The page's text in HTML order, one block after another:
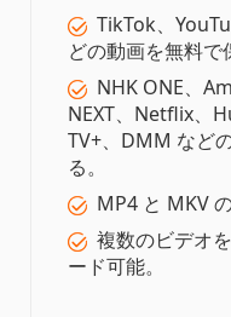
TikTok、
どの動画を無料で
NHK ONE、
NEXT、Netflix、
TV+、DMM など
る。
MP4 と MKV
複数のビデオ
ード可能。